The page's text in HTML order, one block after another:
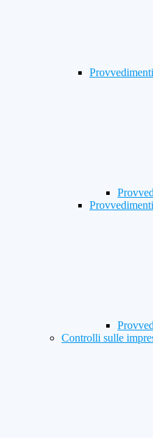
Controlli sulle